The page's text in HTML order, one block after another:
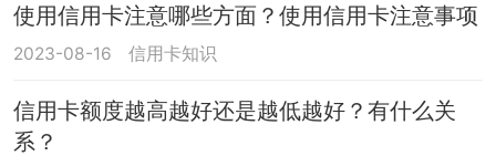
使用信用卡注意哪些方面？使用信用卡注意事项
2023-08-16 信用卡知识
信用卡额度越高越好还是越低越好？有什么关
系？